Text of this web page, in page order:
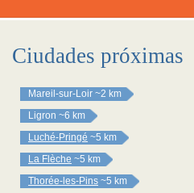
Ciudades próximas
Mareil-sur-Loir ~2 km
Ligron ~6 km
Luché-Pringé ~5 km
La Flèche ~5 km
Thorée-les-Pins ~5 km